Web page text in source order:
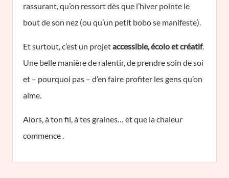
rassurant, qu’on ressort dès que l’hiver pointe le
bout de son nez (ou qu’un petit bobo se manifeste).
Et surtout, c’est un projetaccessible, écolo et créatif.
Une belle manière de ralentir, de prendre soin de soi
et – pourquoi pas – d’en faire profiter les gens qu’on
aime.
Alors, à ton fil, à tes graines… et que la chaleur
commence .